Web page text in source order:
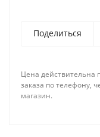
Поделиться
Цена действительна
заказа по телефону,
магазин.